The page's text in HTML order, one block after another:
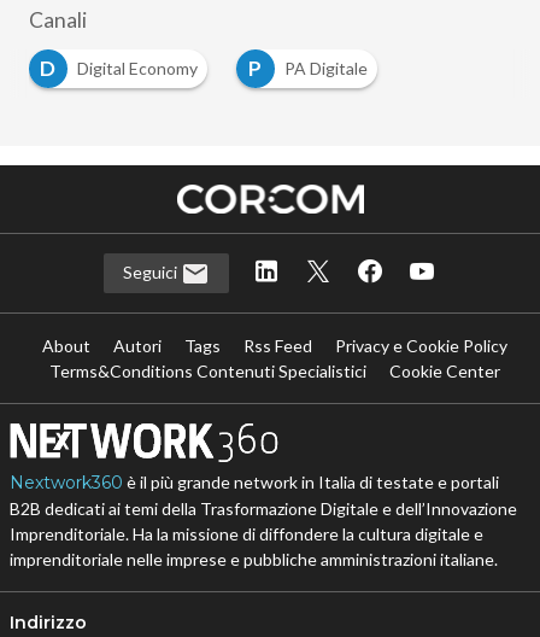
Canali
D
Digital Economy P PA Digitale
Seguici
About Autori Tags Rss Feed
Privacy e Cookie Policy
Terms&Conditions Contenuti Specialistici
Cookie Center
Nextwork360 è il più grande network in Italia di testate e portali
B2B dedicati ai temi della Trasformazione Digitale e dell’Innovazione
Imprenditoriale. Ha la missione di diffondere la cultura digitale e
imprenditoriale nelle imprese e pubbliche amministrazioni italiane.
Indirizzo